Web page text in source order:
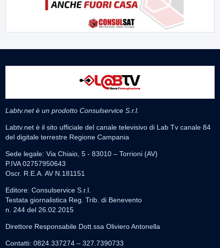
Labtv.net è un prodotto Consulservice S.r.l.
Labtv.net è il sito ufficiale del canale televisivo di Lab Tv canale 84
del digitale terrestre Regione Campania
Sede legale: Via Chiaio, 5 - 83010 – Torrioni (AV)
P.IVA 02757950643
Oscr. R.E.A. AV N.181151
Editore: Consulservice S.r.l.
Testata giornalistica Reg. Trib. di Benevento
n. 244 del 26.02.2015
Direttore Responsabile Dott.ssa Oliviero Antonella
Contatti: 0824.337274 – 327.7390733